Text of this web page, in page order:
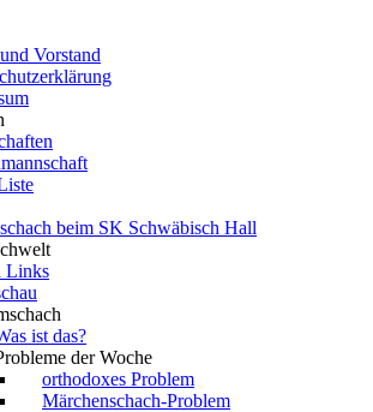
Vorstand
beim SK Schwäbisch Hall
Links
ist das?
der Woche
orthodoxes Problem
Märchenschach-Problem